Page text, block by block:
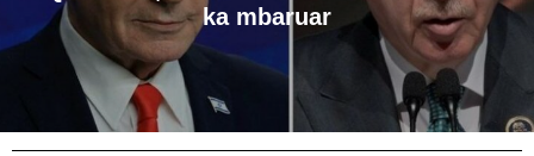
ka mbaruar